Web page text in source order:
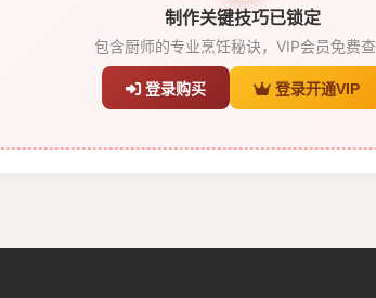
制作关键技巧已锁定
包含厨师的专业烹饪秘诀，VIP会员免费
登录购买 登录开通VIP